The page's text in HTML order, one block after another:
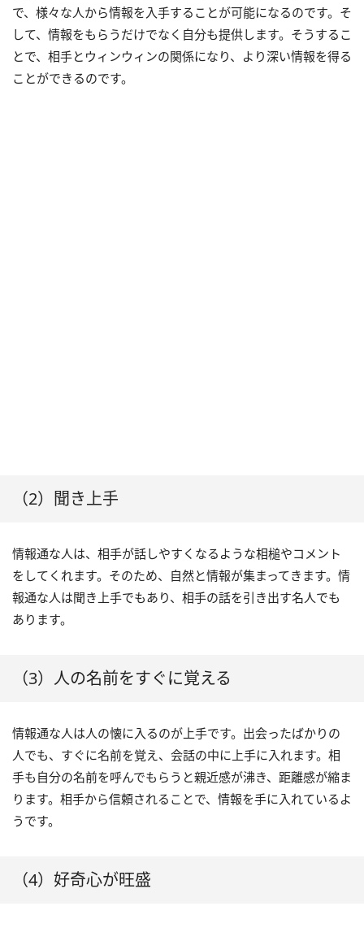
で、様々な人から情報を入手することが可能になるのです。そ
して、情報をもらうだけでなく自分も提供します。そうするこ
とで、相手とウィンウィンの関係になり、より深い情報を得る
ことができるのです。
（2）聞き上手
情報通な人は、相手が話しやすくなるような相槌やコメント
をしてくれます。そのため、自然と情報が集まってきます。情
報通な人は聞き上手でもあり、相手の話を引き出す名人でも
あります。
（3）人の名前をすぐに覚える
情報通な人は人の懐に入るのが上手です。出会ったばかりの
人でも、すぐに名前を覚え、会話の中に上手に入れます。相
手も自分の名前を呼んでもらうと親近感が沸き、距離感が縮ま
ります。相手から信頼されることで、情報を手に入れているよ
うです。
（4）好奇心が旺盛